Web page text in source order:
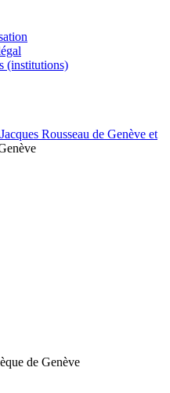
(institutions)
de Genève